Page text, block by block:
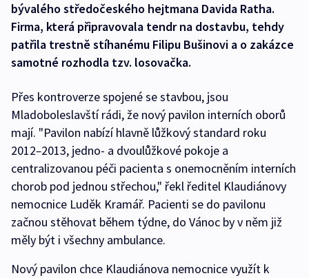
bývalého středočeského hejtmana Davida Ratha.
Firma, která připravovala tendr na dostavbu, tehdy
patřila trestně stíhanému Filipu Bušinovi a o zakázce
samotné rozhodla tzv. losovačka.
Přes kontroverze spojené se stavbou, jsou
Mladoboleslavští rádi, že nový pavilon interních oborů
mají. "Pavilon nabízí hlavně lůžkový standard roku
2012–2013, jedno- a dvoulůžkové pokoje a
centralizovanou péči pacienta s onemocněním interních
chorob pod jednou střechou," řekl ředitel Klaudiánovy
nemocnice Luděk Kramář. Pacienti se do pavilonu
začnou stěhovat během týdne, do Vánoc by v něm již
měly být i všechny ambulance.
Nový pavilon chce Klaudiánova nemocnice využít k